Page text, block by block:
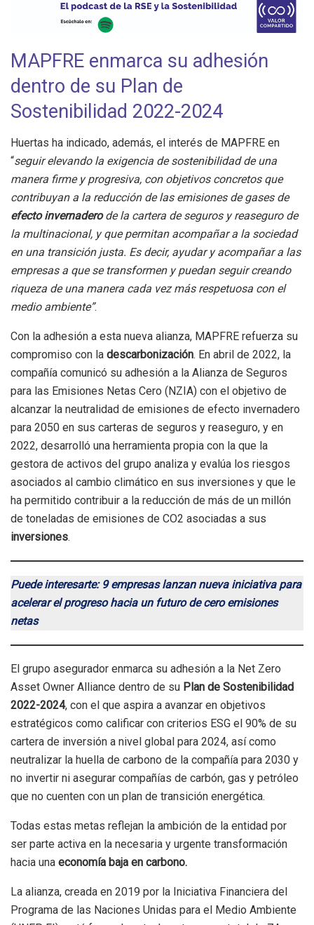
MAPFRE enmarca su adhesión
dentro de su Plan de
Sostenibilidad 2022-2024
Huertas ha indicado, además, el interés de MAPFRE en
“seguir elevando la exigencia de sostenibilidad de una
manera firme y progresiva, con objetivos concretos que
contribuyan a la reducción de las emisiones de gases de
efecto invernaderode la cartera de seguros y reaseguro de
la multinacional, y que permitan acompañar a la sociedad
en una transición justa. Es decir, ayudar y acompañar a las
empresas a que se transformen y puedan seguir creando
riqueza de una manera cada vez más respetuosa con el
medio ambiente”.
Con la adhesión a esta nueva alianza, MAPFRE refuerza su
compromiso con la descarbonización. En abril de 2022, la
compañía comunicó su adhesión a la Alianza de Seguros
para las Emisiones Netas Cero (NZIA) con el objetivo de
alcanzar la neutralidad de emisiones de efecto invernadero
para 2050 en sus carteras de seguros y reaseguro, y en
2022, desarrolló una herramienta propia con la que la
gestora de activos del grupo analiza y evalúa los riesgos
asociados al cambio climático en sus inversiones y que le
ha permitido contribuir a la reducción de más de un millón
de toneladas de emisiones de CO2 asociadas a sus
inversiones.
Puede interesarte: 9 empresas lanzan nueva iniciativa para
acelerar el progreso hacia un futuro de cero emisiones
netas
El grupo asegurador enmarca su adhesión a la Net Zero
Asset Owner Alliance dentro de su Plan de Sostenibilidad
2022-2024, con el que aspira a avanzar en objetivos
estratégicos como calificar con criterios ESG el 90% de su
cartera de inversión a nivel global para 2024, así como
neutralizar la huella de carbono de la compañía para 2030 y
no invertir ni asegurar compañías de carbón, gas y petróleo
que no cuenten con un plan de transición energética.
Todas estas metas reflejan la ambición de la entidad por
ser parte activa en la necesaria y urgente transformación
hacia una economía baja en carbono.
La alianza, creada en 2019 por la Iniciativa Financiera del
Programa de las Naciones Unidas para el Medio Ambiente